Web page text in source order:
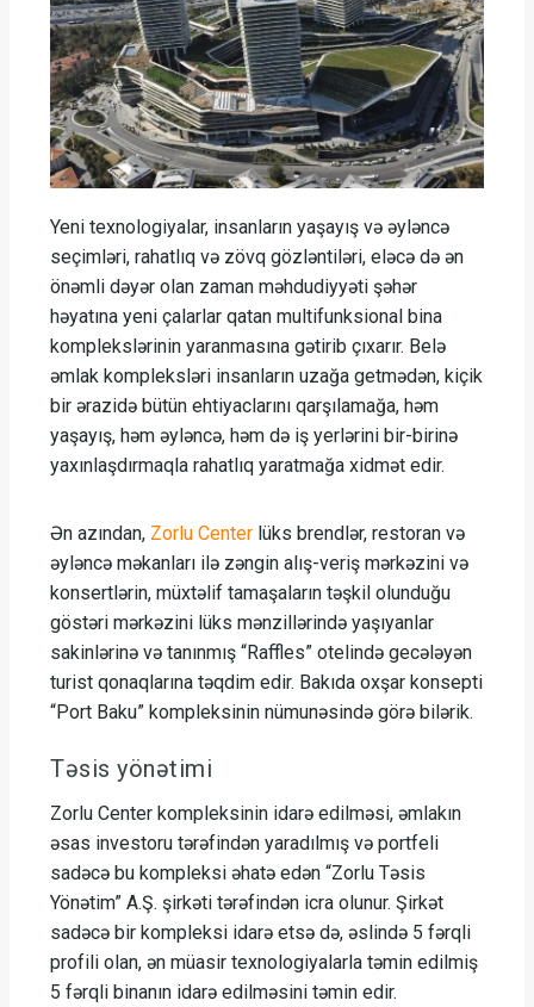
Yeni texnologiyalar, insanların yaşayış və əyləncə
seçimləri, rahatlıq və zövq gözləntiləri, eləcə də ən
önəmli dəyər olan zaman məhdudiyyəti şəhər
həyatına yeni çalarlar qatan multifunksional bina
komplekslərinin yaranmasına gətirib çıxarır. Belə
əmlak kompleksləri insanların uzağa getmədən, kiçik
bir ərazidə bütün ehtiyaclarını qarşılamağa, həm
yaşayış, həm əyləncə, həm də iş yerlərini bir-birinə
yaxınlaşdırmaqla rahatlıq yaratmağa xidmət edir.
Ən azından, Zorlu Center lüks brendlər, restoran və
əyləncə məkanları ilə zəngin alış-veriş mərkəzini və
konsertlərin, müxtəlif tamaşaların təşkil olunduğu
göstəri mərkəzini lüks mənzillərində yaşıyanlar
sakinlərinə və tanınmış “Raffles” otelində gecələyən
turist qonaqlarına təqdim edir. Bakıda oxşar konsepti
“Port Baku” kompleksinin nümunəsində görə bilərik.
Təsis yönətimi
Zorlu Center kompleksinin idarə edilməsi, əmlakın
əsas investoru tərəfindən yaradılmış və portfeli
sadəcə bu kompleksi əhatə edən “Zorlu Təsis
Yönətim” A.Ş. şirkəti tərəfindən icra olunur. Şirkət
sadəcə bir kompleksi idarə etsə də, əslində 5 fərqli
profili olan, ən müasir texnologiyalarla təmin edilmiş
5 fərqli binanın idarə edilməsini təmin edir.